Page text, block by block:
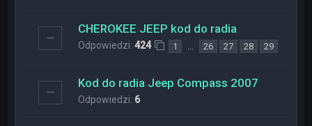
CHEROKEE JEEP kod do radia
Odpowiedzi:424 1 26 27 28 29
Kod do radia Jeep Compass 2007
Odpowiedzi: 6